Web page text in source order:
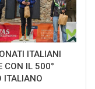
ITALIANI
CON IL 500°
ITALIANO